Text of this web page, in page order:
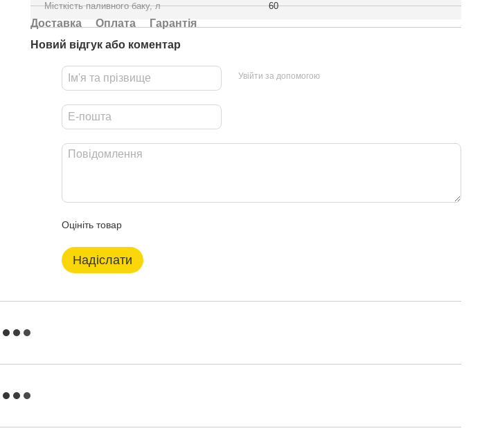
Місткість паливного баку, л 60
Доставка Оплата
Гарантія
Новий відгук або коментар
Увійти за допомогою
Оцініть товар
Надіслати